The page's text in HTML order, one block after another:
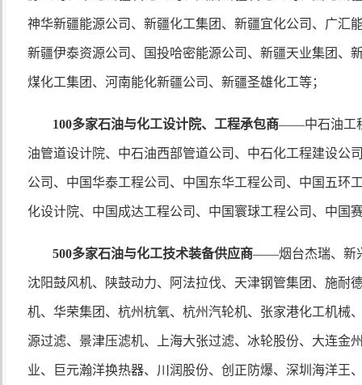
神华新疆能源公司、新疆化工集团、新疆宜化公司、广汇
新疆伊泰资源公司、国投哈密能源公司、新疆天业集团、
煤化工集团、河南能化新疆公司、新疆圣雄化工等；
100多家石油与化工设计院、工程承包商——中石油工
油管道设计院、中石油西部管道公司、中石化工程建设公
公司、中国华泰工程公司、中国东华工程公司、中国五环
化设计院、中国成达工程公司、中国寰球工程公司、中国
500多家石油与化工技术装备供应商——烟台杰瑞、新
沈阳鼓风机、陕鼓动力、阿法拉伐、天津钢管集团、施耐
机、华荣集团、杭州杭氧、杭州汽轮机、张家港化工机械
源过滤、景津压滤机、上海大张过滤、冰轮股份、大连金
业、巨元瀚洋换热器、川润股份、创正防爆、深圳海洋王